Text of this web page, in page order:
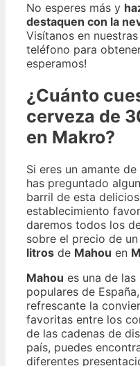
No esperes más y
destaquen con la
Visítanos en
teléfono para
esperamos!
¿Cuánto
cerveza de
en Makro?
Si eres un amante
has preguntado
barril de esta
establecimiento
daremos todos los
sobre el precio de
litros de Mahou en
Mahou es una de
populares de
refrescante la
favoritas entre los
de las cadenas de
país, puedes
diferentes